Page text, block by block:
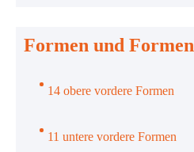
Formen und Formen
14 obere vordere Formen
11 untere vordere Formen